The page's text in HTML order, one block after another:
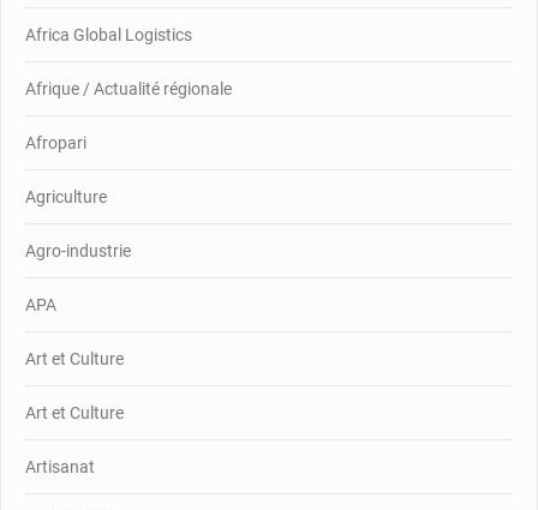
Africa Global Logistics
Afrique / Actualité régionale
Afropari
Agriculture
Agro-industrie
APA
Art et Culture
Art et Culture
Artisanat